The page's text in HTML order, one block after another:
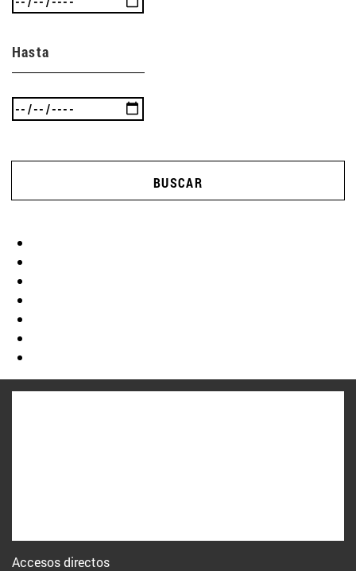
Hasta
BUSCAR
Accesos directos